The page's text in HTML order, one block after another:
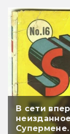
В сети